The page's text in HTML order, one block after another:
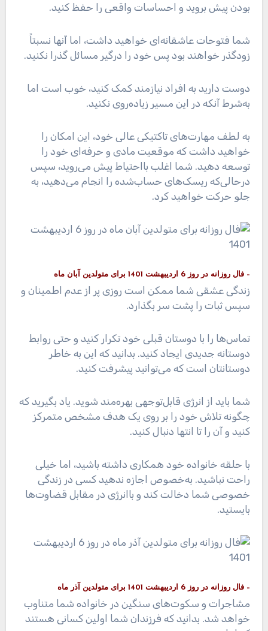
بودن پیش بروید و احساسات واقعی را حفظ کنید.
شما فتوحات عاشقانه‌ای خواهید داشت، اما آنها نسبتاً
زودگذر خواهند بود پس خود را درگیر مسائل گذرا نکنید.
دوست دارید به افراد نیازمند کمک کنید، خوب است اما
به‌شرط آنکه در این مسیر زیاده‌روی نکنید.
به لطف مهارت‌های تاکتیکی عالی خود، این امکان را
خواهید داشت که موقعیت مادی و حرفه‌ای خود را
توسعه دهید. شما اغلب بااحتیاط پیش می‌روید، سپس
درحالی‌که ریسک‌های حساب‌شده را انجام می‌دهید، به
جلو حرکت خواهید کرد.
– فال روزانه در روز 6 اردیبهشت 1401 برای متولدین آبان ماه
زندگی عشقی شما ممکن است روزی پر از عدم اطمینان و
سپس ثبات را پشت سر بگذارد.
تماس‌ها را با دوستان قبلی خود تکرار کنید و حتی روابط
دوستانه جدیدی ایجاد کنید. بدانید که این به خاطر
دوستانتان است که می‌توانید پیشرفت کنید.
شما باید از انرژی قابل‌توجهی بهره‌مند شوید. یاد بگیرید که
چگونه تلاش خود را بر روی یک هدف مشخص متمرکز
کنید و آن را تا انتها دنبال کنید.
با حلقه خانواده خود همکاری داشته باشید، اما خیلی
راحت نباشید. به‌خصوص اجازه ندهید کسی در زندگی
خصوصی شما دخالت کند و باانرژی در مقابل قضاوت‌ها
بایستید.
– فال روزانه در روز 6 اردیبهشت 1401 برای متولدین آذر ماه
مشاجرات و سکوت‌های سنگین در خانواده شما متناوب
خواهد شد. بدانید که فرزندان شما اولین کسانی هستند